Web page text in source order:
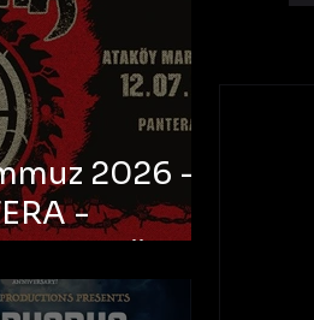
2026 -
-
Ataköy
Arena